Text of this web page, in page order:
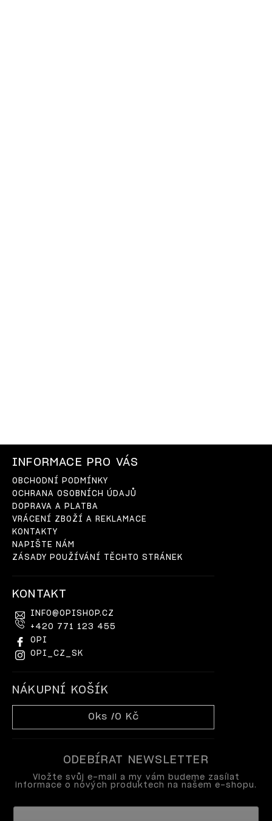
INFORMACE PRO VÁS
OBCHODNÍ PODMÍNKY
OCHRANA OSOBNÍCH ÚDAJŮ
DOPRAVA A PLATBA
VRÁCENÍ ZBOŽÍ A REKLAMACE
KONTAKTY
NAPIŠTE NÁM
ZÁSADY POUŽÍVÁNÍ TĚCHTO STRÁNEK
KONTAKT
INFO@OPISHOP.CZ
+420 771 123 455
OPI
OPI_CZ_SK
NÁKUPNÍ KOŠÍK
0 ks /0 Kč
ODEBÍRAT NEWSLETTER
Vložte svůj e-mail a my vám budeme zasílat
informace o nových produktech na našem e-shopu.